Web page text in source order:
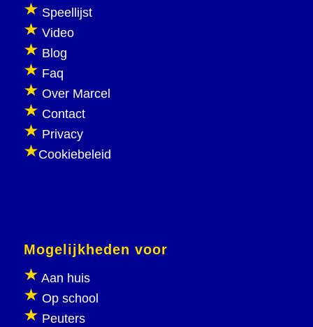
Speellijst
Video
Blog
Faq
Over Marcel
Contact
Privacy
Cookiebeleid
Mogelijkheden voor
Aan huis
Op school
Peuters